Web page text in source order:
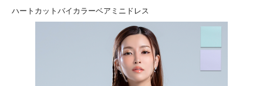
ハートカットバイカラーベアミニドレス